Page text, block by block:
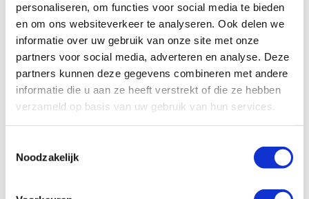
personaliseren, om functies voor social media te bieden
en om ons websiteverkeer te analyseren. Ook delen we
informatie over uw gebruik van onze site met onze
partners voor social media, adverteren en analyse. Deze
partners kunnen deze gegevens combineren met andere
informatie die u aan ze heeft verstrekt of die ze hebben
verzameld op basis van uw gebruik van hun services.
Noodzakelijk